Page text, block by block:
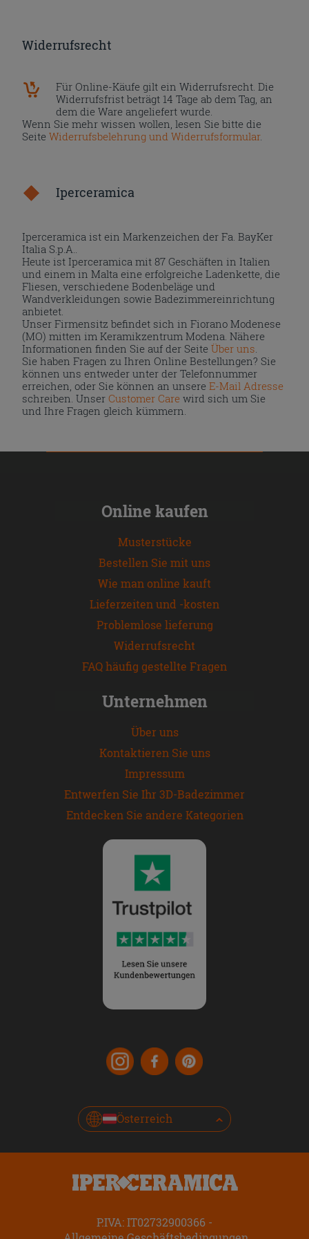
Widerrufsrecht
Für Online-Käufe gilt ein Widerrufsrecht. Die
Widerrufsfrist beträgt 14 Tage ab dem Tag, an
dem die Ware angeliefert wurde.
Wenn Sie mehr wissen wollen, lesen Sie bitte die
SeiteWiderrufsbelehrung und Widerrufsformular.
Iperceramica
Iperceramica ist ein Markenzeichen der Fa. BayKer
Italia S.p.A..
Heute ist Iperceramica mit 87 Geschäften in Italien
und einem in Malta eine erfolgreiche Ladenkette, die
Fliesen, verschiedene Bodenbeläge und
Wandverkleidungen sowie Badezimmereinrichtung
anbietet.
Unser Firmensitz befindet sich in Fiorano Modenese
(MO) mitten im Keramikzentrum Modena. Nähere
Informationen finden Sie auf der Seite Über uns
Sie haben Fragen zu Ihren Online Bestellungen? Sie
können uns entweder unter der Telefonnummer
erreichen, oder Sie können an unsereE-Mail Adresse
schreiben. UnserCustomer Care wird sich um Sie
und Ihre Fragen gleich kümmern.
Online kaufen
Musterstücke
Bestellen Sie mit uns
Wie man online kauft
Lieferzeiten und -kosten
Problemlose lieferung
Widerrufsrecht
FAQ häufig gestellte Fragen
Unternehmen
Über uns
Kontaktieren Sie uns
Impressum
Entwerfen Sie Ihr 3D-Badezimmer
Entdecken Sie andere Kategorien
Österreich
P.IVA: IT02732900366